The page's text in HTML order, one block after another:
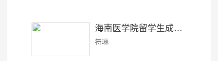
海南医学院留学生成绩考核办法
符琳